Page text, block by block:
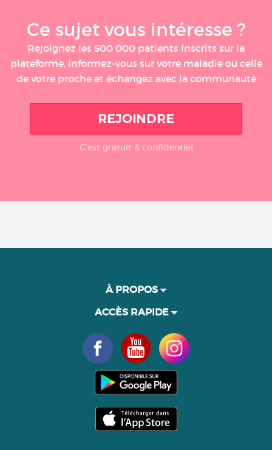
Ce sujet vous intéresse ?
Rejoignez les 500 000 patients inscrits sur la
plateforme, informez-vous sur votre maladie ou celle
de votre proche et échangez avec la communauté
REJOINDRE
C'est gratuit & confidentiel
À PROPOS
ACCÈS RAPIDE